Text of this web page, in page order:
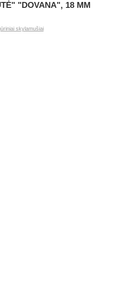
"DOVANA", 18 MM
skylamušiai